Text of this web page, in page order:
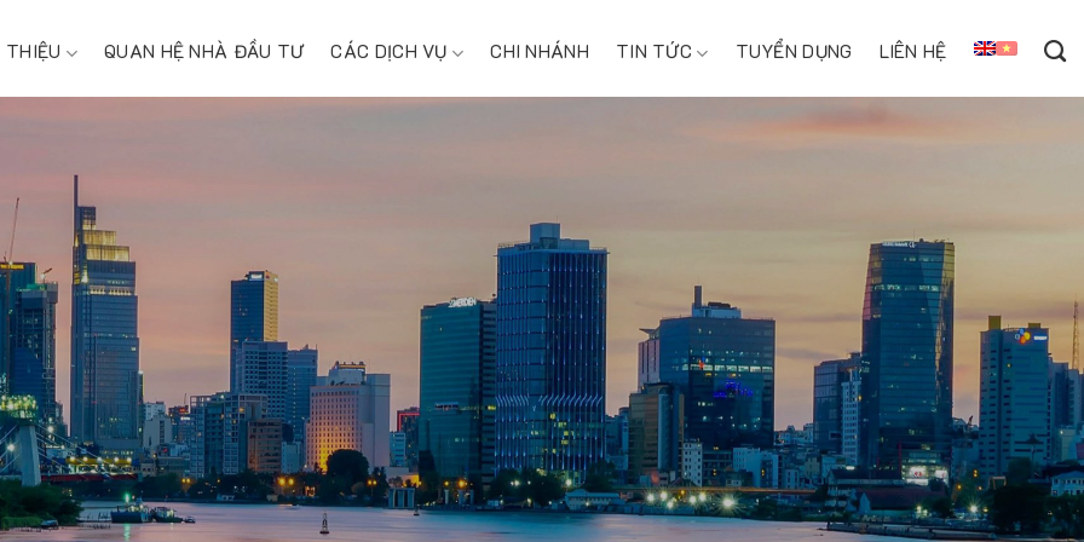
THIỆU QUAN HỆ NHÀ ĐẦU TƯ CÁC DỊCH VỤ CHI NHÁNH TIN TỨC TUYỂN DỤNG LIÊN HỆ